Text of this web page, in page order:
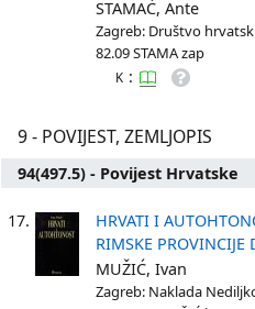
STAMAĆ, Ante
Zagreb: Društvo
82.09 STAMA zap
K :
9 - POVIJEST, ZEMLJOPIS
94(497.5) - Povijest Hrvatske
17.
HRVATI I
RIMSKE PROVINCIJE
MUŽIĆ, Ivan
Zagreb: Naklada